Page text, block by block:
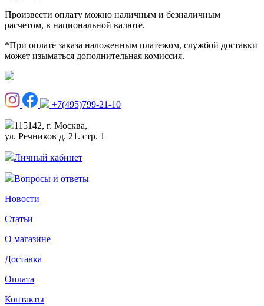
Произвести оплату можно наличным и безналичным
расчетом, в национальной валюте.
*При оплате заказа наложенным платежом, службой доставки
может изыматься дополнительная комиссия.
+7(495)799-21-10
115142, г. Москва,
ул. Речников д. 21. стр. 1
Личный кабинет
Вопросы и ответы
Новости
Статьи
О магазине
Доставка
Оплата
Контакты